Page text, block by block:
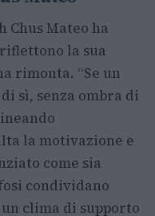
Chus Mateo ha
la sua
rimonta. “Se un
sì, senza ombra di
la motivazione e
come sia
condividano
clima di supporto